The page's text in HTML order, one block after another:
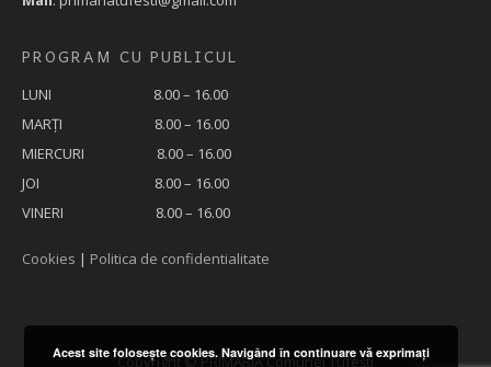
PROGRAM CU PUBLICUL
LUNI 8.00 – 16.00
MARȚI 8.00 – 16.00
MIERCURI 8.00 – 16.00
JOI 8.00 – 16.00
VINERI 8.00 – 16.00
Cookies | Politica de confidentialitate
Copyright © PRIMĂRIA Comunei Tufești
Acest site foloseşte cookies. Navigând în continuare vă exprimaţi